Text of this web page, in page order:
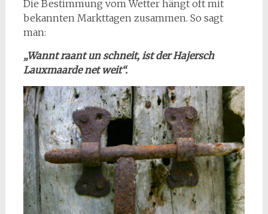
Die Bestimmung vom Wetter hängt oft mit
bekannten Markttagen zusammen. So sagt
man:
„Wannt raant un schneit, ist der Hajersch
Lauxmaarde net weit“.